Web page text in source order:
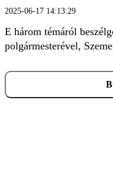
2025-06-17 14:13:29
E három témáról
polgármesterével,